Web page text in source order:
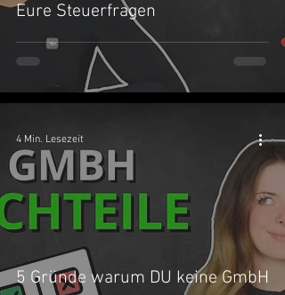
Eure Steuerfragen
5 Gründe warum DU keine GmbH
4 Min. Lesezeit